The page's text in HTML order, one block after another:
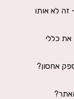
זה לא אותו
13 ושינה את כללי
אחסון?